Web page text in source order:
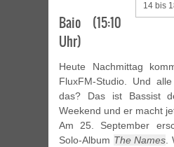
14 bis
Baio (15:10
Uhr)
Heute Nachmittag
FluxFM-Studio. Und
das? Das ist Bassist
Weekend und er macht
Am 25. September
Solo-Album The Names.